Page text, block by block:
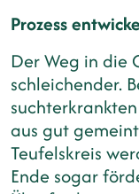
Prozess
Der Weg in die
schleichender.
aus gut
Teufelskreis
Ende sogar